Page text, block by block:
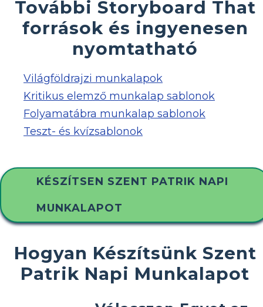
További Storyboard That
források és ingyenesen
nyomtatható
Világföldrajzi munkalapok
Kritikus elemző munkalap sablonok
Folyamatábra munkalap sablonok
Teszt- és kvízsablonok
KÉSZÍTSEN SZENT PATRIK NAPI
MUNKALAPOT
Hogyan Készítsünk Szent
Patrik Napi Munkalapot